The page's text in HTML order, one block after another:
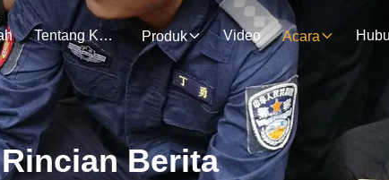
Tentang Kami Produk Video Acara
Rincian Berita